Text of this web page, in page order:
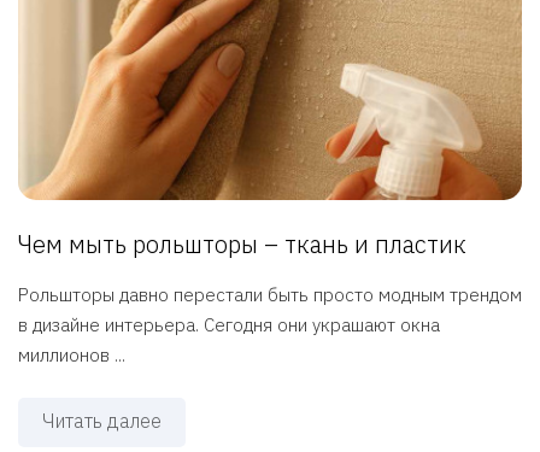
Чем мыть рольшторы – ткань и пластик
Рольшторы давно перестали быть просто модным трендом
в дизайне интерьера. Сегодня они украшают окна
миллионов ...
Читать далее